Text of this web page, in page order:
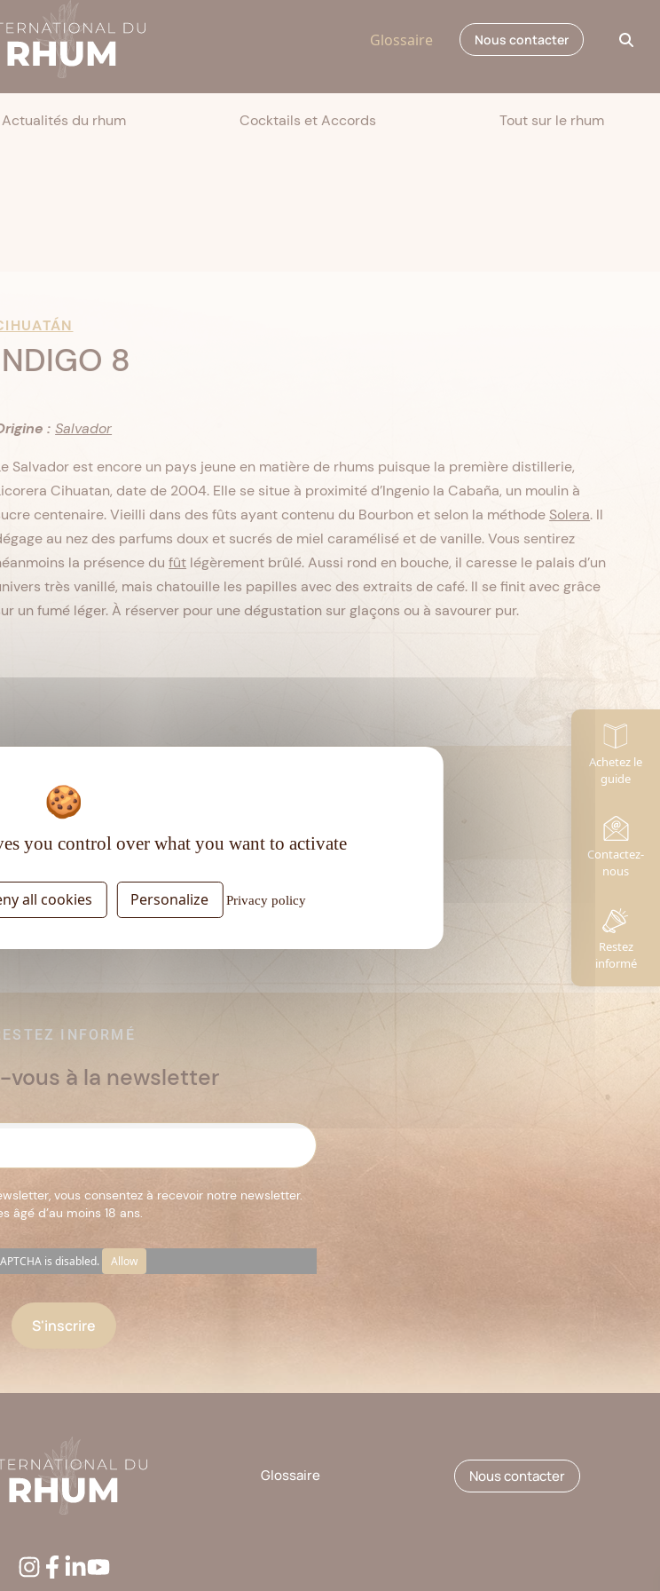
Glossaire Nous contacter
Actualités du rhum Cocktails et Accords Tout sur le rhum
8
: Salvador
Salvador est encore un pays jeune en matière de rhums puisque la première distillerie,
Cihuatan, date de 2004. Elle se situe à proximité d’Ingenio la Cabaña, un moulin à
centenaire. Vieilli dans des fûts ayant contenu du Bourbon et selon la méthode Solera. Il
au nez des parfums doux et sucrés de miel caramélisé et de vanille. Vous sentirez
la présence dufût légèrement brûlé. Aussi rond en bouche, il caresse le palais d’un
très vanillé, mais chatouille les papilles avec des extraits de café. Il se finit avec grâce
un fumé léger. À réserver pour une dégustation sur glaçons ou à savourer pur.
Matière première :
Type de rhum :
INFORMÉ
vous à la newsletter
vous consentez à recevoir notre newsletter.
âgé d’au moins 18 ans.
is disabled. Allow
Glossaire Nous contacter
Achetez le
guide
Contactez-
nous
Restez
informé
you control over what you want to activate
all cookies Personalize Privacy policy